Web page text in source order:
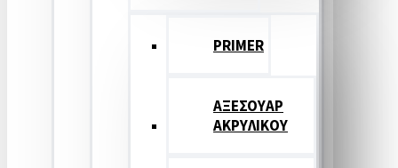
PRIMER
ΑΞΕΣΟΥΑΡ
ΑΚΡΥΛΙΚΟΥ